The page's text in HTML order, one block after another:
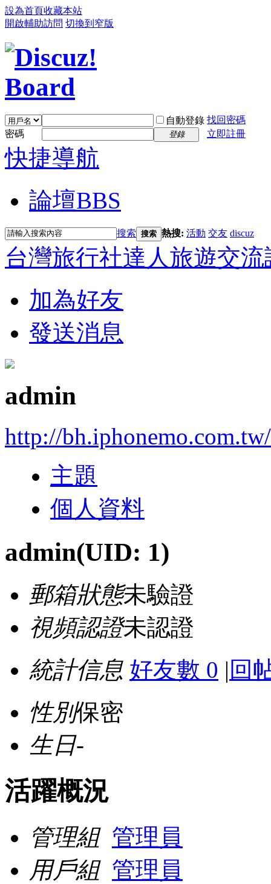
設為首頁收藏本站
開啟輔助訪問 切換到窄版
自動登錄 找回密碼
密碼
登錄 立即註冊
快捷導航
論壇BBS
搜索 搜索 熱搜: 活動 交友 discuz
台灣旅行社達人旅遊交流
加為好友
發送消息
admin
http://
主題
個人資料
admin(UID: 1)
郵箱狀態未驗證
視頻認證未認證
統計信息 好友數 0 | 回
性別保密
生日-
活躍概況
管理組 管理員
用戶組 管理員